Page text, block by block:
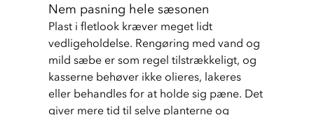
Nem pasning hele sæsonen
Plast i fletlook kræver meget lidt
vedligeholdelse. Rengøring med vand og
mild sæbe er som regel tilstrækkeligt, og
kasserne behøver ikke olieres, lakeres
eller behandles for at holde sig pæne. Det
giver mere tid til selve planterne og